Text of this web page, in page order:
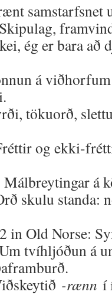
samstarfsnet
ég er bara að
á
tökuorð,
og ekki-
á
skulu standa:
in Old Norse:
tvíhljóðun á
-rænn í